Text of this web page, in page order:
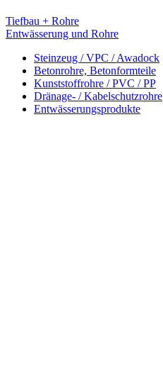
Tiefbau + Rohre
Entwässerung und Rohre
Steinzeug / VPC / Awadock
Betonrohre, Betonformteile
Kunststoffrohre / PVC / PP
Dränage- / Kabelschutzrohre
Entwässerungsprodukte